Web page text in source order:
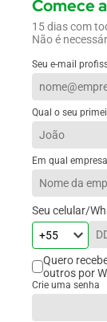
Comece
15 dias com
Não é
Seu e-mail
Qual o seu
Em qual
Seu celular/
Quero
outros por
Crie uma senha